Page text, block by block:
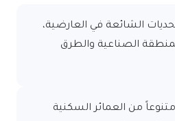
الشائعة في العارضية،
الصناعية والطرق
من العمائر السكنية